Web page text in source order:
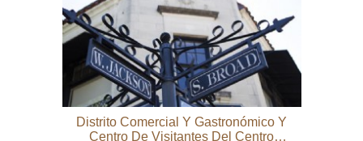
Distrito Comercial Y Gastronómico Y
Centro De Visitantes Del Centro